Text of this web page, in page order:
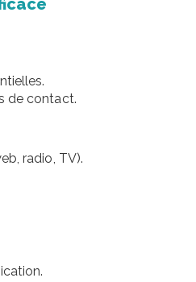
de contact.
radio, TV).